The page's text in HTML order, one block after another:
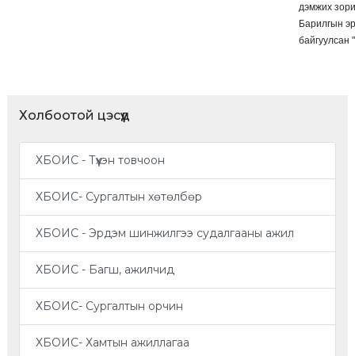
дэмжих
Барилгын
байгуулсан
Холбоотой цэсүүд
ХБОИС - Түүхэн товчоон
ХБОИС- Сургалтын хөтөлбөр
ХБОИС - Эрдэм шинжилгээ судалгааны ажил
ХБОИС - Багш, ажилчид
ХБОИС- Сургалтын орчин
ХБОИС- Хамтын ажиллагаа